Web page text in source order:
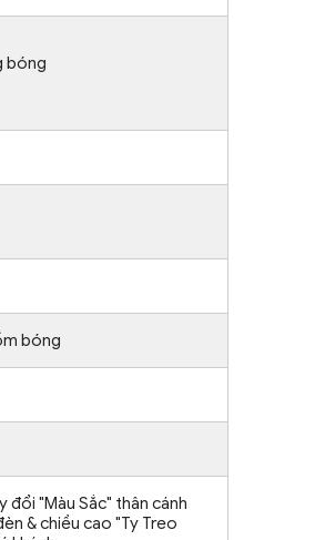
bóng
bóng
đổi "Màu Sắc" thân cánh
& chiều cao "Ty Treo